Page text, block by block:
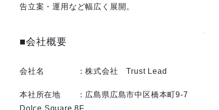
告立案・運用など幅広く展開。
■会社概要
会社名 ：株式会社 Trust Lead
本社所在地 ：広島県広島市中区橋本町9-7
Dolce Square 8F